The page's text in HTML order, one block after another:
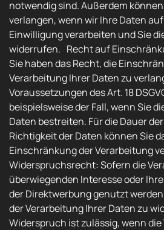
notwendig sind. Außerdem
verlangen, wenn wir Ihre Daten
Einwilligung verarbeiten und Sie
widerrufen. Recht auf
Sie haben das Recht, die
Verarbeitung Ihrer Daten zu
Voraussetzungen des Art. 18
beispielsweise der Fall, wenn Sie
Daten bestreiten. Für die Dauer
Richtigkeit der Daten können Sie
Einschränkung der Verarbeitung
Widerspruchsrecht: Sofern die
überwiegenden Interesse oder
der Direktwerbung genutzt
der Verarbeitung Ihrer Daten zu
Widerspruch ist zulässig, wenn